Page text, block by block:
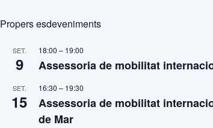
Propers esdeveniments
SET.
9
18:00 – 19:00
Assessoria de mobilitat
SET.
15
16:30 – 19:30
Assessoria de mobilitat
de Mar